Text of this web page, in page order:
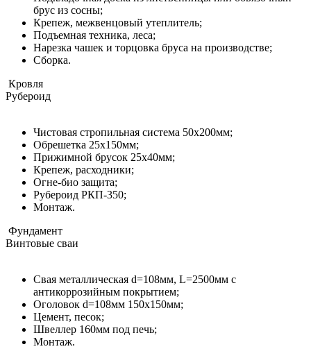
брус из сосны;
Крепеж, межвенцовый утеплитель;
Подъемная техника, леса;
Нарезка чашек и торцовка бруса на производстве;
Сборка.
Кровля
Рубероид
Чистовая стропильная система 50х200мм;
Обрешетка 25х150мм;
Прижимной брусок 25х40мм;
Крепеж, расходники;
Огне-био защита;
Рубероид РКП-350;
Монтаж.
Фундамент
Винтовые сваи
Свая металлическая d=108мм, L=2500мм с
антикоррозийным покрытием;
Оголовок d=108мм 150x150мм;
Цемент, песок;
Швеллер 160мм под печь;
Монтаж.